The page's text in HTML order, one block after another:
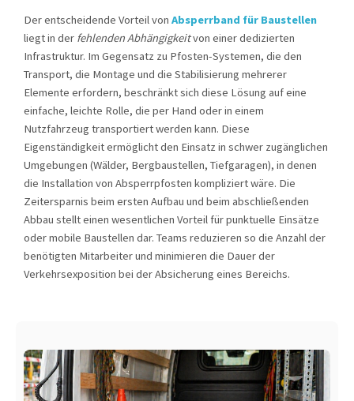
Der entscheidende Vorteil von Absperrband für Baustellen
liegt in der fehlenden Abhängigkeitvon einer dedizierten
Infrastruktur. Im Gegensatz zu Pfosten-Systemen, die den
Transport, die Montage und die Stabilisierung mehrerer
Elemente erfordern, beschränkt sich diese Lösung auf eine
einfache, leichte Rolle, die per Hand oder in einem
Nutzfahrzeug transportiert werden kann. Diese
Eigenständigkeit ermöglicht den Einsatz in schwer zugänglichen
Umgebungen (Wälder, Bergbaustellen, Tiefgaragen), in denen
die Installation von Absperrpfosten kompliziert wäre. Die
Zeitersparnis beim ersten Aufbau und beim abschließenden
Abbau stellt einen wesentlichen Vorteil für punktuelle Einsätze
oder mobile Baustellen dar. Teams reduzieren so die Anzahl der
benötigten Mitarbeiter und minimieren die Dauer der
Verkehrsexposition bei der Absicherung eines Bereichs.